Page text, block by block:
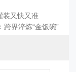
装又快又准
跨界淬炼“金饭碗”